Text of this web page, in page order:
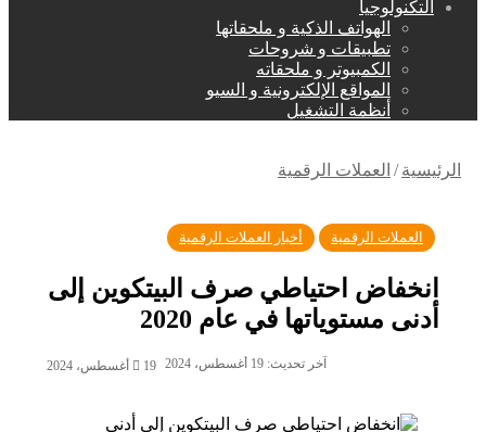
التكنولوجيا
الهواتف الذكية و ملحقاتها
تطبيقات و شروحات
الكمبيوتر و ملحقاته
المواقع الإلكترونية و السيو
أنظمة التشغيل
الرئيسية / العملات الرقمية
العملات الرقمية أخبار العملات الرقمية
انخفاض احتياطي صرف البيتكوين إلى
أدنى مستوياتها في عام 2020
19 أغسطس، 2024 آخر تحديث: 19 أغسطس، 2024